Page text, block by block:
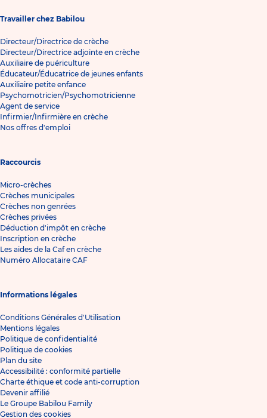
Travailler chez Babilou
Directeur/Directrice de crèche
Directeur/Directrice adjointe en crèche
Auxiliaire de puériculture
Éducateur/Éducatrice de jeunes enfants
Auxiliaire petite enfance
Psychomotricien/Psychomotricienne
Agent de service
Infirmier/Infirmière en crèche
Nos offres d'emploi
Raccourcis
Micro-crèches
Crèches municipales
Crèches non genrées
Crèches privées
Déduction d'impôt en crèche
Inscription en crèche
Les aides de la Caf en crèche
Numéro Allocataire CAF
Informations légales
Conditions Générales d'Utilisation
Mentions légales
Politique de confidentialité
Politique de cookies
Plan du site
Accessibilité : conformité partielle
Charte éthique et code anti-corruption
Devenir affilié
Le Groupe Babilou Family
Gestion des cookies